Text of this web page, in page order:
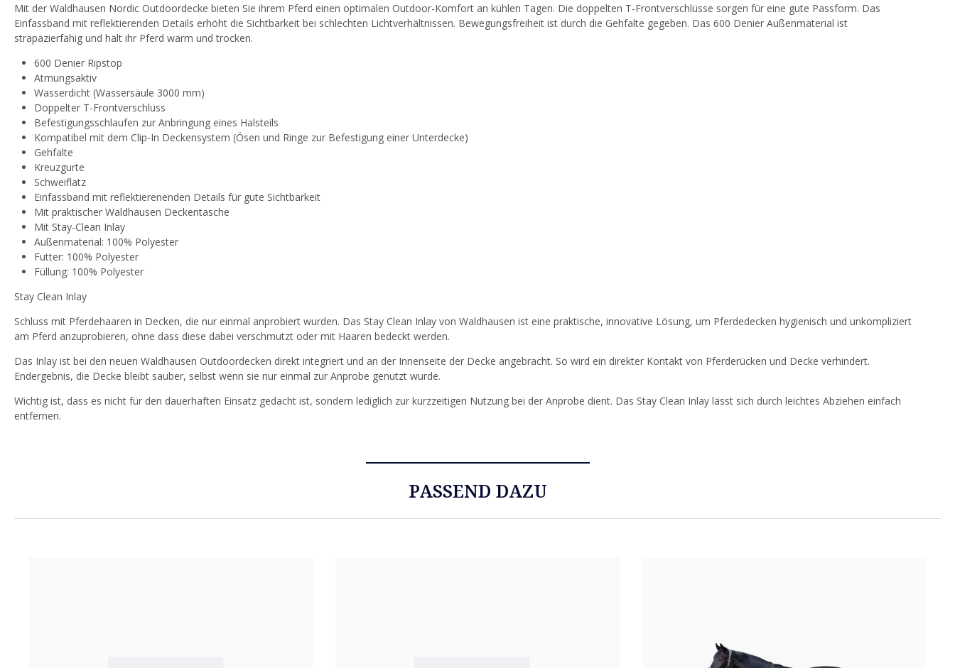
Mit der Waldhausen Nordic Outdoordecke bieten Sie ihrem Pferd einen optimalen Outdoor-Komfort an kühlen Tagen. Die doppelten T-Frontverschlüsse sorgen für eine gute Passform. Das
Einfassband mit reflektierenden Details erhöht die Sichtbarkeit bei schlechten Lichtverhältnissen. Bewegungsfreiheit ist durch die Gehfalte gegeben. Das 600 Denier Außenmaterial ist
strapazierfähig und hält ihr Pferd warm und trocken.
600 Denier Ripstop
Atmungsaktiv
Wasserdicht (Wassersäule 3000 mm)
Doppelter T-Frontverschluss
Befestigungsschlaufen zur Anbringung eines Halsteils
Kompatibel mit dem Clip-In Deckensystem (Ösen und Ringe zur Befestigung einer Unterdecke)
Gehfalte
Kreuzgurte
Schweiflatz
Einfassband mit reflektierenenden Details für gute Sichtbarkeit
Mit praktischer Waldhausen Deckentasche
Mit Stay-Clean Inlay
Außenmaterial: 100% Polyester
Futter: 100% Polyester
Füllung: 100% Polyester
Stay Clean Inlay
Schluss mit Pferdehaaren in Decken, die nur einmal anprobiert wurden. Das Stay Clean Inlay von Waldhausen ist eine praktische, innovative Lösung, um Pferdedecken hygienisch und unkompliziert
am Pferd anzuprobieren, ohne dass diese dabei verschmutzt oder mit Haaren bedeckt werden.
Das Inlay ist bei den neuen Waldhausen Outdoordecken direkt integriert und an der Innenseite der Decke angebracht. So wird ein direkter Kontakt von Pferderücken und Decke verhindert.
Endergebnis, die Decke bleibt sauber, selbst wenn sie nur einmal zur Anprobe genutzt wurde.
Wichtig ist, dass es nicht für den dauerhaften Einsatz gedacht ist, sondern lediglich zur kurzzeitigen Nutzung bei der Anprobe dient. Das Stay Clean Inlay lässt sich durch leichtes Abziehen einfach
entfernen.
PASSEND DAZU